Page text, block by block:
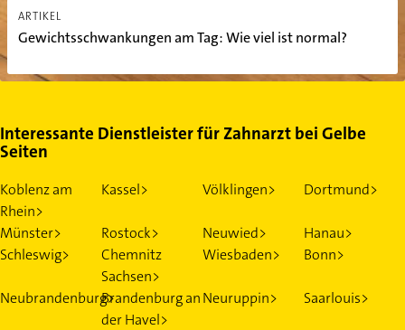
ARTIKEL
Gewichtsschwankungen am Tag: Wie viel ist normal?
Interessante Dienstleister für Zahnarzt bei Gelbe
Seiten
Koblenz am
Rhein>
Kassel> Völklingen> Dortmund>
Münster> Rostock> Neuwied>
Hanau>
Schleswig>
Chemnitz
Sachsen>
Wiesbaden> Bonn>
Neubrandenburg>Brandenburg an
der Havel>
Neuruppin> Saarlouis>